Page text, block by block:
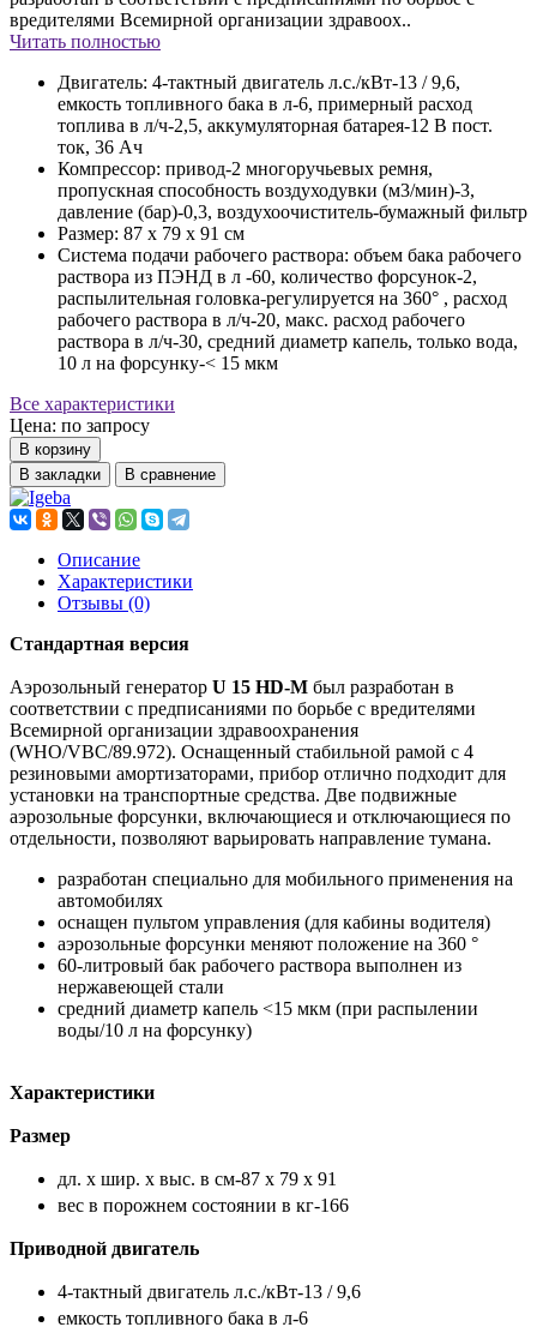
вредителями Всемирной организации здравоох..
Читать полностью
Двигатель: 4-тактный двигатель л.с./кВт-13 / 9,6,
емкость топливного бака в л-6, примерный расход
топлива в л/ч-2,5, аккумуляторная батарея-12 В пост.
ток, 36 Ач
Компрессор: привод-2 многоручьевых ремня,
пропускная способность воздуходувки (м3/мин)-3,
давление (бар)-0,3, воздухоочиститель-бумажный фильтр
Размер: 87 x 79 x 91 см
Система подачи рабочего раствора: объем бака рабочего
раствора из ПЭНД в л -60, количество форсунок-2,
распылительная головка-регулируется на 360° , расход
рабочего раствора в л/ч-20, макс. расход рабочего
раствора в л/ч-30, средний диаметр капель, только вода,
10 л на форсунку-< 15 мкм
Все характеристики
Цена: по запросу
В корзину
В закладки
В сравнение
Описание
Характеристики
Отзывы (0)
Стандартная версия
Аэрозольный генератор U 15 HD-M был разработан в
соответствии с предписаниями по борьбе с вредителями
Всемирной организации здравоохранения
(WHO/VBC/89.972). Оснащенный стабильной рамой с 4
резиновыми амортизаторами, прибор отлично подходит для
установки на транспортные средства. Две подвижные
аэрозольные форсунки, включающиеся и отключающиеся по
отдельности, позволяют варьировать направление тумана.
разработан специально для мобильного применения на
автомобилях
оснащен пультом управления (для кабины водителя)
аэрозольные форсунки меняют положение на 360 °
60-литровый бак рабочего раствора выполнен из
нержавеющей стали
средний диаметр капель <15 мкм (при распылении
воды/10 л на форсунку)
Характеристики
Размер
дл. x шир. x выс. в см-87 x 79 x 91
вес в порожнем состоянии в кг-166
Приводной двигатель
4-тактный двигатель л.с./кВт-13 / 9,6
емкость топливного бака в л-6